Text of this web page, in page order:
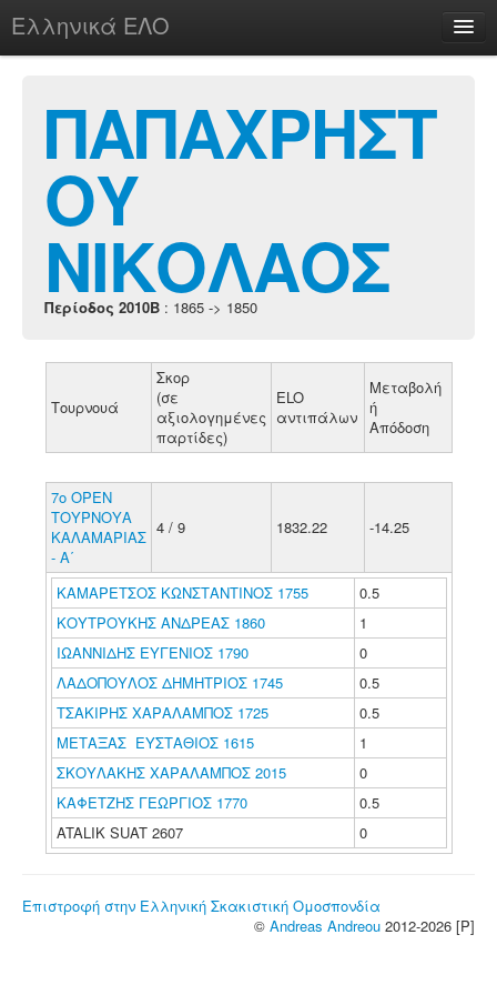
Ελληνικά ΕΛΟ
chesstu.be @ discord
Login
ΠΑΠΑΧΡΗΣΤ
ΟΥ
ΝΙΚΟΛΑΟΣ
Περίοδος 2010B : 1865 -> 1850
Τουρνουά
Σκορ
(σε
αξιολογημένες
παρτίδες)
ELO
αντιπάλων
Μεταβολή
ή
Απόδοση
7ο ΟΡΕΝ
ΤΟΥΡΝΟΥΑ
ΚΑΛΑΜΑΡΙΑΣ
- Α΄
4 / 9 1832.22 -14.25
ΚΑΜΑΡΕΤΣΟΣ ΚΩΝΣΤΑΝΤΙΝΟΣ 1755
0.5
ΚΟΥΤΡΟΥΚΗΣ ΑΝΔΡΕΑΣ 1860
1
ΙΩΑΝΝΙΔΗΣ ΕΥΓΕΝΙΟΣ 1790
0
ΛΑΔΟΠΟΥΛΟΣ ΔΗΜΗΤΡΙΟΣ 1745
0.5
ΤΣΑΚΙΡΗΣ ΧΑΡΑΛΑΜΠΟΣ 1725
0.5
ΜΕΤΑΞΑΣ ΕΥΣΤΑΘΙΟΣ 1615
1
ΣΚΟΥΛΑΚΗΣ ΧΑΡΑΛΑΜΠΟΣ 2015
0
ΚΑΦΕΤΖΗΣ ΓΕΩΡΓΙΟΣ 1770
0.5
ATALIK SUAT 2607
0
Επιστροφή στην Ελληνική Σκακιστική Ομοσπονδία
© Andreas Andreou 2012-2026 [P]